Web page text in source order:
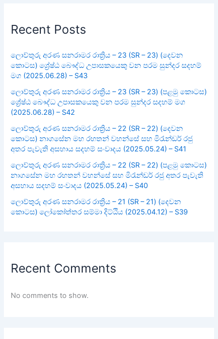
Recent Posts
ලොව්තුරු අරණ සනරාමර රාත්‍රිය – 23 (SR – 23) (දෙවන
කොටස) ශ්‍රේෂ්ඨ බෞද්ධ උපාසකයෙකු වන පරම සුන්දර සදහම්
මග (2025.06.28) – S43
ලොව්තුරු අරණ සනරාමර රාත්‍රිය – 23 (SR – 23) (පළමු කොටස)
ශ්‍රේෂ්ඨ බෞද්ධ උපාසකයෙකු වන පරම සුන්දර සදහම් මග
(2025.06.28) – S42
ලොව්තුරු අරණ සනරාමර රාත්‍රිය – 22 (SR – 22) (දෙවන
කොටස) නාගසේන මහ රහතන් වහන්සේ සහ මිරැන්ඩර් රජු
අතර පැවැති අසහාය සදහම් සංවාදය (2025.05.24) – S41
ලොව්තුරු අරණ සනරාමර රාත්‍රිය – 22 (SR – 22) (පළමු කොටස)
නාගසේන මහ රහතන් වහන්සේ සහ මිරැන්ඩර් රජු අතර පැවැති
අසහාය සදහම් සංවාදය (2025.05.24) – S40
ලොව්තුරු අරණ සනරාමර රාත්‍රිය – 21 (SR – 21) (දෙවන
කොටස) ලෝකෝත්තර සම්මා දිට්ඨිය (2025.04.12) – S39
Recent Comments
No comments to show.